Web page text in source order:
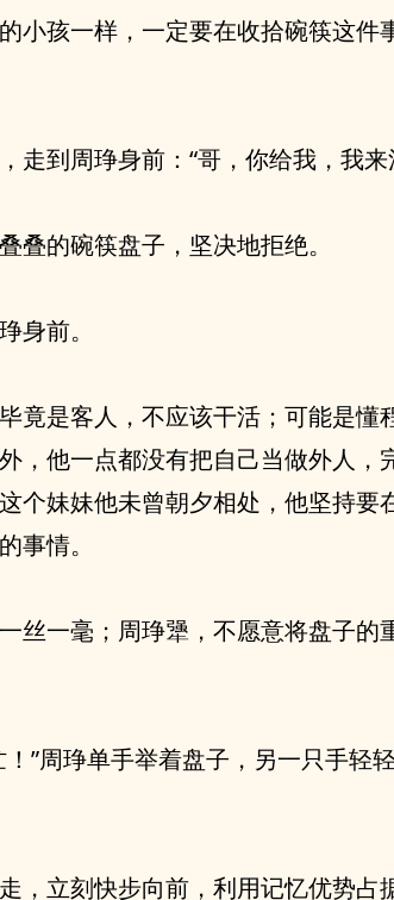
小孩一样，一定要在收拾碗筷这件
走到周琤身前：“哥，你给我，我来
叠的碗筷盘子，坚决地拒绝。
身前。
竟是客人，不应该干活；可能是懂
，他一点都没有把自己当做外人，
个妹妹他未曾朝夕相处，他坚持要
事情。
丝一毫；周琤犟，不愿意将盘子的
”周琤单手举着盘子，另一只手轻
，立刻快步向前，利用记忆优势占